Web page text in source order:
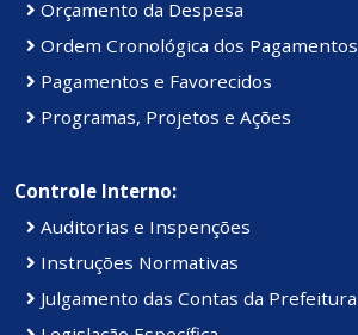
Orçamento da Despesa
Ordem Cronológica dos Pagamentos
Pagamentos e Favorecidos
Programas, Projetos e Ações
Controle Interno:
Auditorias e Inspenções
Instruções Normativas
Julgamento das Contas da Prefeitura